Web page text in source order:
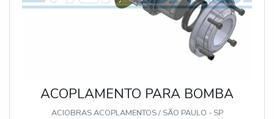
ACOPLAMENTO PARA BOMBA
ACIOBRAS ACOPLAMENTOS / SÃO PAULO - SP